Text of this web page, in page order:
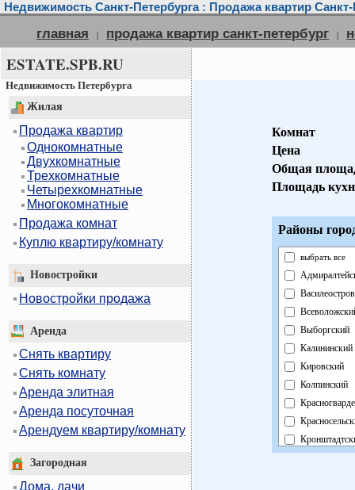
Недвижимость Санкт-Петербурга : Продажа квартир Санкт-
главная | продажа квартир санкт-петербург |
ESTATE.SPB.RU
Недвижимость Петербурга
Жилая
Продажа квартир
Однокомнатные
Двухкомнатные
Трехкомнатные
Четырехкомнатные
Многокомнатные
Продажа комнат
Куплю квартиру/комнату
Новостройки
Новостройки продажа
Аренда
Снять квартиру
Снять комнату
Аренда элитная
Аренда посуточная
Арендуем квартиру/комнату
Загородная
Дома, дачи
Комнат
Цена
Общая
Площадь
Районы
выбрать все
Выборгский
Калининский
Кировский
Колпинский